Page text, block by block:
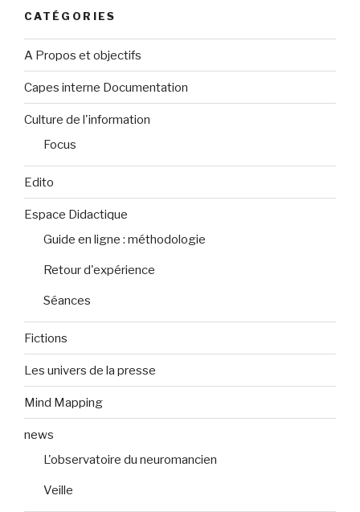
CATÉGORIES
A Propos et objectifs
Capes interne Documentation
Culture de l'information
Focus
Edito
Espace Didactique
Guide en ligne : méthodologie
Retour d'expérience
Séances
Fictions
Les univers de la presse
Mind Mapping
news
L'observatoire du neuromancien
Veille